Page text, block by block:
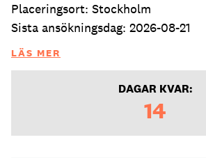
Placeringsort: Stockholm
Sista ansökningsdag: 2026-08-21
LÄS MER
DAGAR KVAR:
14